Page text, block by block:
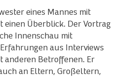
eines Mannes mit
einen Überblick. Der Vortrag
Innenschau mit
aus Interviews
anderen Betroffenen. Er
an Eltern, Großeltern,